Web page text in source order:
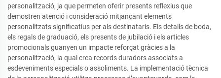
personalització, ja que permeten oferir presents reflexius que
demostren atenció i consideració mitjançant elements
personalitzats significatius per als destinataris. Els detalls de boda,
els regals de graduació, els presents de jubilació i els articles
promocionals guanyen un impacte reforçat gràcies a la
personalització, la qual crea records duradors associats a
esdeveniments especials o assoliments. La implementació tècnica